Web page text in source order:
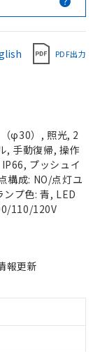
PDF出力
φ30）, 照光, 2
, 手動復帰, 操作
プッシュイ
構成: NO/点灯ユ
プ色: 青, LED
110/120V
報更新